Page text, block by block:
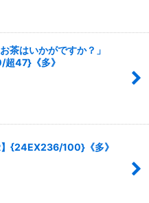
茶はいかがですか？」
超47}《多》
{24EX236/100}《多》